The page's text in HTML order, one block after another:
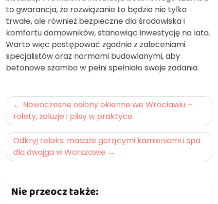
to gwarancja, że rozwiązanie to będzie nie tylko
trwałe, ale również bezpieczne dla środowiska i
komfortu domowników, stanowiąc inwestycję na lata.
Warto więc postępować zgodnie z zaleceniami
specjalistów oraz normami budowlanymi, aby
betonowe szambo w pełni spełniało swoje zadania.
Nawigacja
wpisu
Nowoczesne osłony okienne we Wrocławiu –
rolety, żaluzje i plisy w praktyce
Odkryj relaks: masaże gorącymi kamieniami i spa
dla dwojga w Warszawie
Nie przeocz także: